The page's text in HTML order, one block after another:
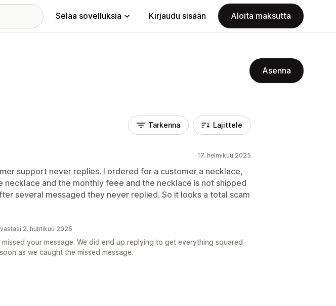
Selaa sovelluksia Kirjaudu sisään Aloita maksutta
Asenna
Tarkenna Lajittele
17. helmikuu 2025
support never replies. I ordered for a customer a necklace,
necklace and the monthly feee and the necklace is not shipped
several messaged they never replied. So it looks a total scam
2. huhtikuu 2025
your message. We did end up replying to get everything squared
as we caught the missed message.